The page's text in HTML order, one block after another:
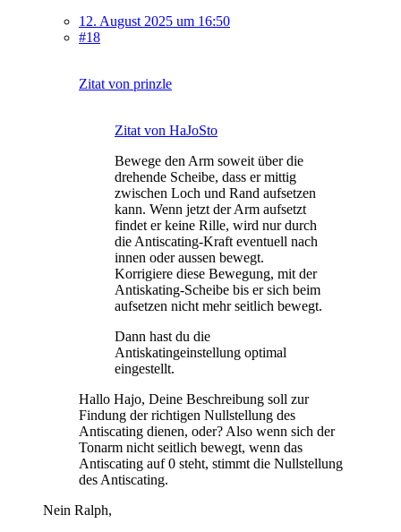
12. August 2025 um 16:50
#18
Zitat von prinzle
Zitat von HaJoSto
Bewege den Arm soweit über die
drehende Scheibe, dass er mittig
zwischen Loch und Rand aufsetzen
kann. Wenn jetzt der Arm aufsetzt
findet er keine Rille, wird nur durch
die Antiscating-Kraft eventuell nach
innen oder aussen bewegt.
Korrigiere diese Bewegung, mit der
Antiskating-Scheibe bis er sich beim
aufsetzen nicht mehr seitlich bewegt.
Dann hast du die
Antiskatingeinstellung optimal
eingestellt.
Hallo Hajo, Deine Beschreibung soll zur
Findung der richtigen Nullstellung des
Antiscating dienen, oder? Also wenn sich der
Tonarm nicht seitlich bewegt, wenn das
Antiscating auf 0 steht, stimmt die Nullstellung
des Antiscating.
Nein Ralph,